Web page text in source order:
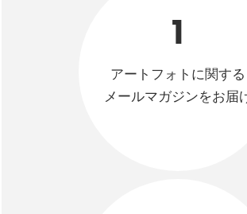
1
アートフォトに関する
メールマガジンをお届